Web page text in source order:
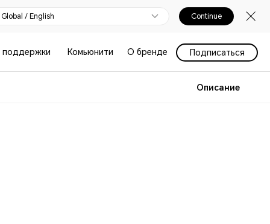
Global / English Continue
поддержки Комьюнити О бренде Подписаться
Описание